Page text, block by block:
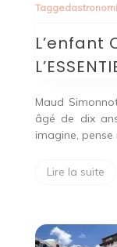
Tagged
L’enfant
Maud
âgé de dix
imagine,
Lire la suite